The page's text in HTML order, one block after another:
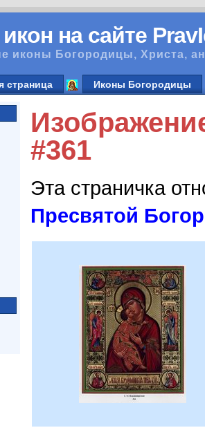
икон на сайте
иконы Богородицы, Христа,
страница Иконы Богородицы
#361
Эта страничка
Пресвятой